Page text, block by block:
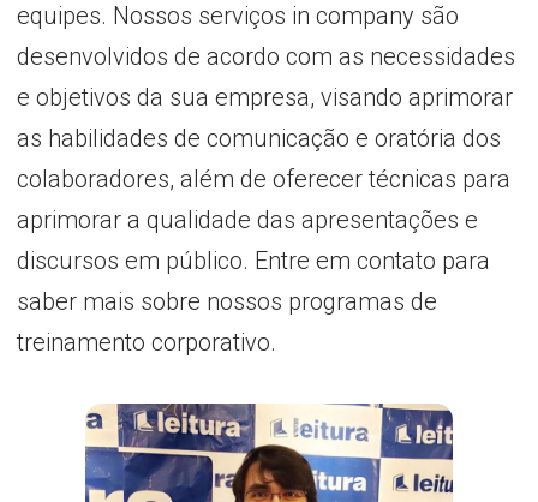
equipes. Nossos serviços in company são
desenvolvidos de acordo com as necessidades
e objetivos da sua empresa, visando aprimorar
as habilidades de comunicação e oratória dos
colaboradores, além de oferecer técnicas para
aprimorar a qualidade das apresentações e
discursos em público. Entre em contato para
saber mais sobre nossos programas de
treinamento corporativo.